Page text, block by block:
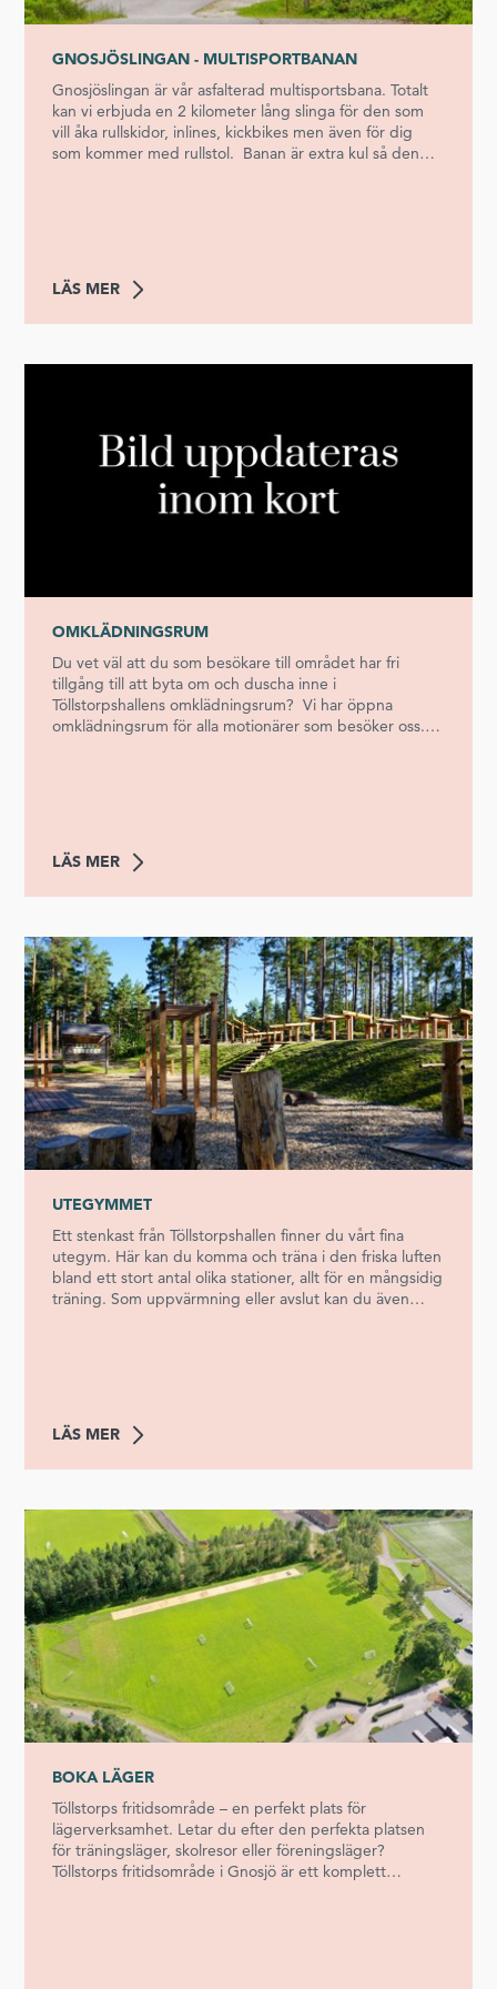
GNOSJÖSLINGAN - MULTISPORTBANAN
Gnosjöslingan är vår asfalterad multisportsbana. Totalt
kan vi erbjuda en 2 kilometer lång slinga för den som
vill åka rullskidor, inlines, kickbikes men även för dig
som kommer med rullstol. Banan är extra kul så den
fristilsåkning. Slingan är belyst och i kanten finns även
en gruslagd del.
LÄS MER
OMKLÄDNINGSRUM
Du vet väl att du som besökare till området har fri
tillgång till att byta om och duscha inne i
Töllstorpshallens omklädningsrum? Vi har öppna
omklädningsrum för alla motionärer som besöker oss.
tisdag till fredag, 17.00 - 20.00. Öppettiderna kan
variera under röda dagar och helgdagar.
LÄS MER
UTEGYMMET
Ett stenkast från Töllstorpshallen finner du vårt fina
utegym. Här kan du komma och träna i den friska luften
bland ett stort antal olika stationer, allt för en mångsidig
träning. Som uppvärmning eller avslut kan du även
LÄS MER
BOKA LÄGER
Töllstorps fritidsområde – en perfekt plats för
lägerverksamhet. Letar du efter den perfekta platsen
för träningsläger, skolresor eller föreningsläger?
Töllstorps fritidsområde i Gnosjö är ett komplett